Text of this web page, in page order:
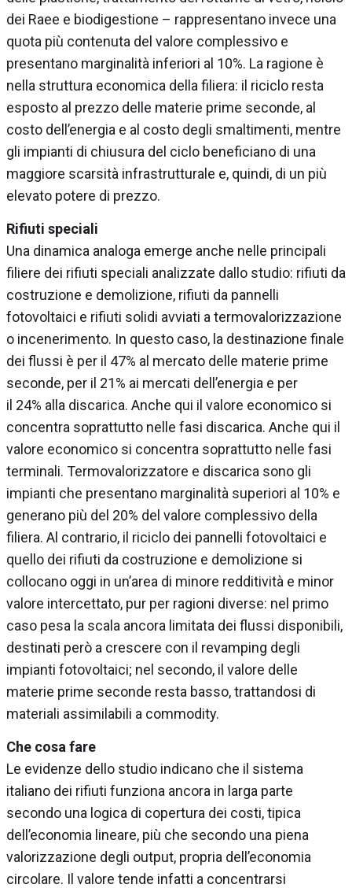
dei Raee e biodigestione – rappresentano invece una
quota più contenuta del valore complessivo e
presentano marginalità inferiori al 10%. La ragione è
nella struttura economica della filiera: il riciclo resta
esposto al prezzo delle materie prime seconde, al
costo dell’energia e al costo degli smaltimenti, mentre
gli impianti di chiusura del ciclo beneficiano di una
maggiore scarsità infrastrutturale e, quindi, di un più
elevato potere di prezzo.
Rifiuti speciali
Una dinamica analoga emerge anche nelle principali
filiere dei rifiuti speciali analizzate dallo studio: rifiuti da
costruzione e demolizione, rifiuti da pannelli
fotovoltaici e rifiuti solidi avviati a termovalorizzazione
o incenerimento. In questo caso, la destinazione finale
dei flussi è per il 47% al mercato delle materie prime
seconde, per il 21% ai mercati dell’energia e per
il 24% alla discarica. Anche qui il valore economico si
concentra soprattutto nelle fasi discarica. Anche qui il
valore economico si concentra soprattutto nelle fasi
terminali. Termovalorizzatore e discarica sono gli
impianti che presentano marginalità superiori al 10% e
generano più del 20% del valore complessivo della
filiera. Al contrario, il riciclo dei pannelli fotovoltaici e
quello dei rifiuti da costruzione e demolizione si
collocano oggi in un’area di minore redditività e minor
valore intercettato, pur per ragioni diverse: nel primo
caso pesa la scala ancora limitata dei flussi disponibili,
destinati però a crescere con il revamping degli
impianti fotovoltaici; nel secondo, il valore delle
materie prime seconde resta basso, trattandosi di
materiali assimilabili a commodity.
Che cosa fare
Le evidenze dello studio indicano che il sistema
italiano dei rifiuti funziona ancora in larga parte
secondo una logica di copertura dei costi, tipica
dell’economia lineare, più che secondo una piena
valorizzazione degli output, propria dell’economia
circolare. Il valore tende infatti a concentrarsi